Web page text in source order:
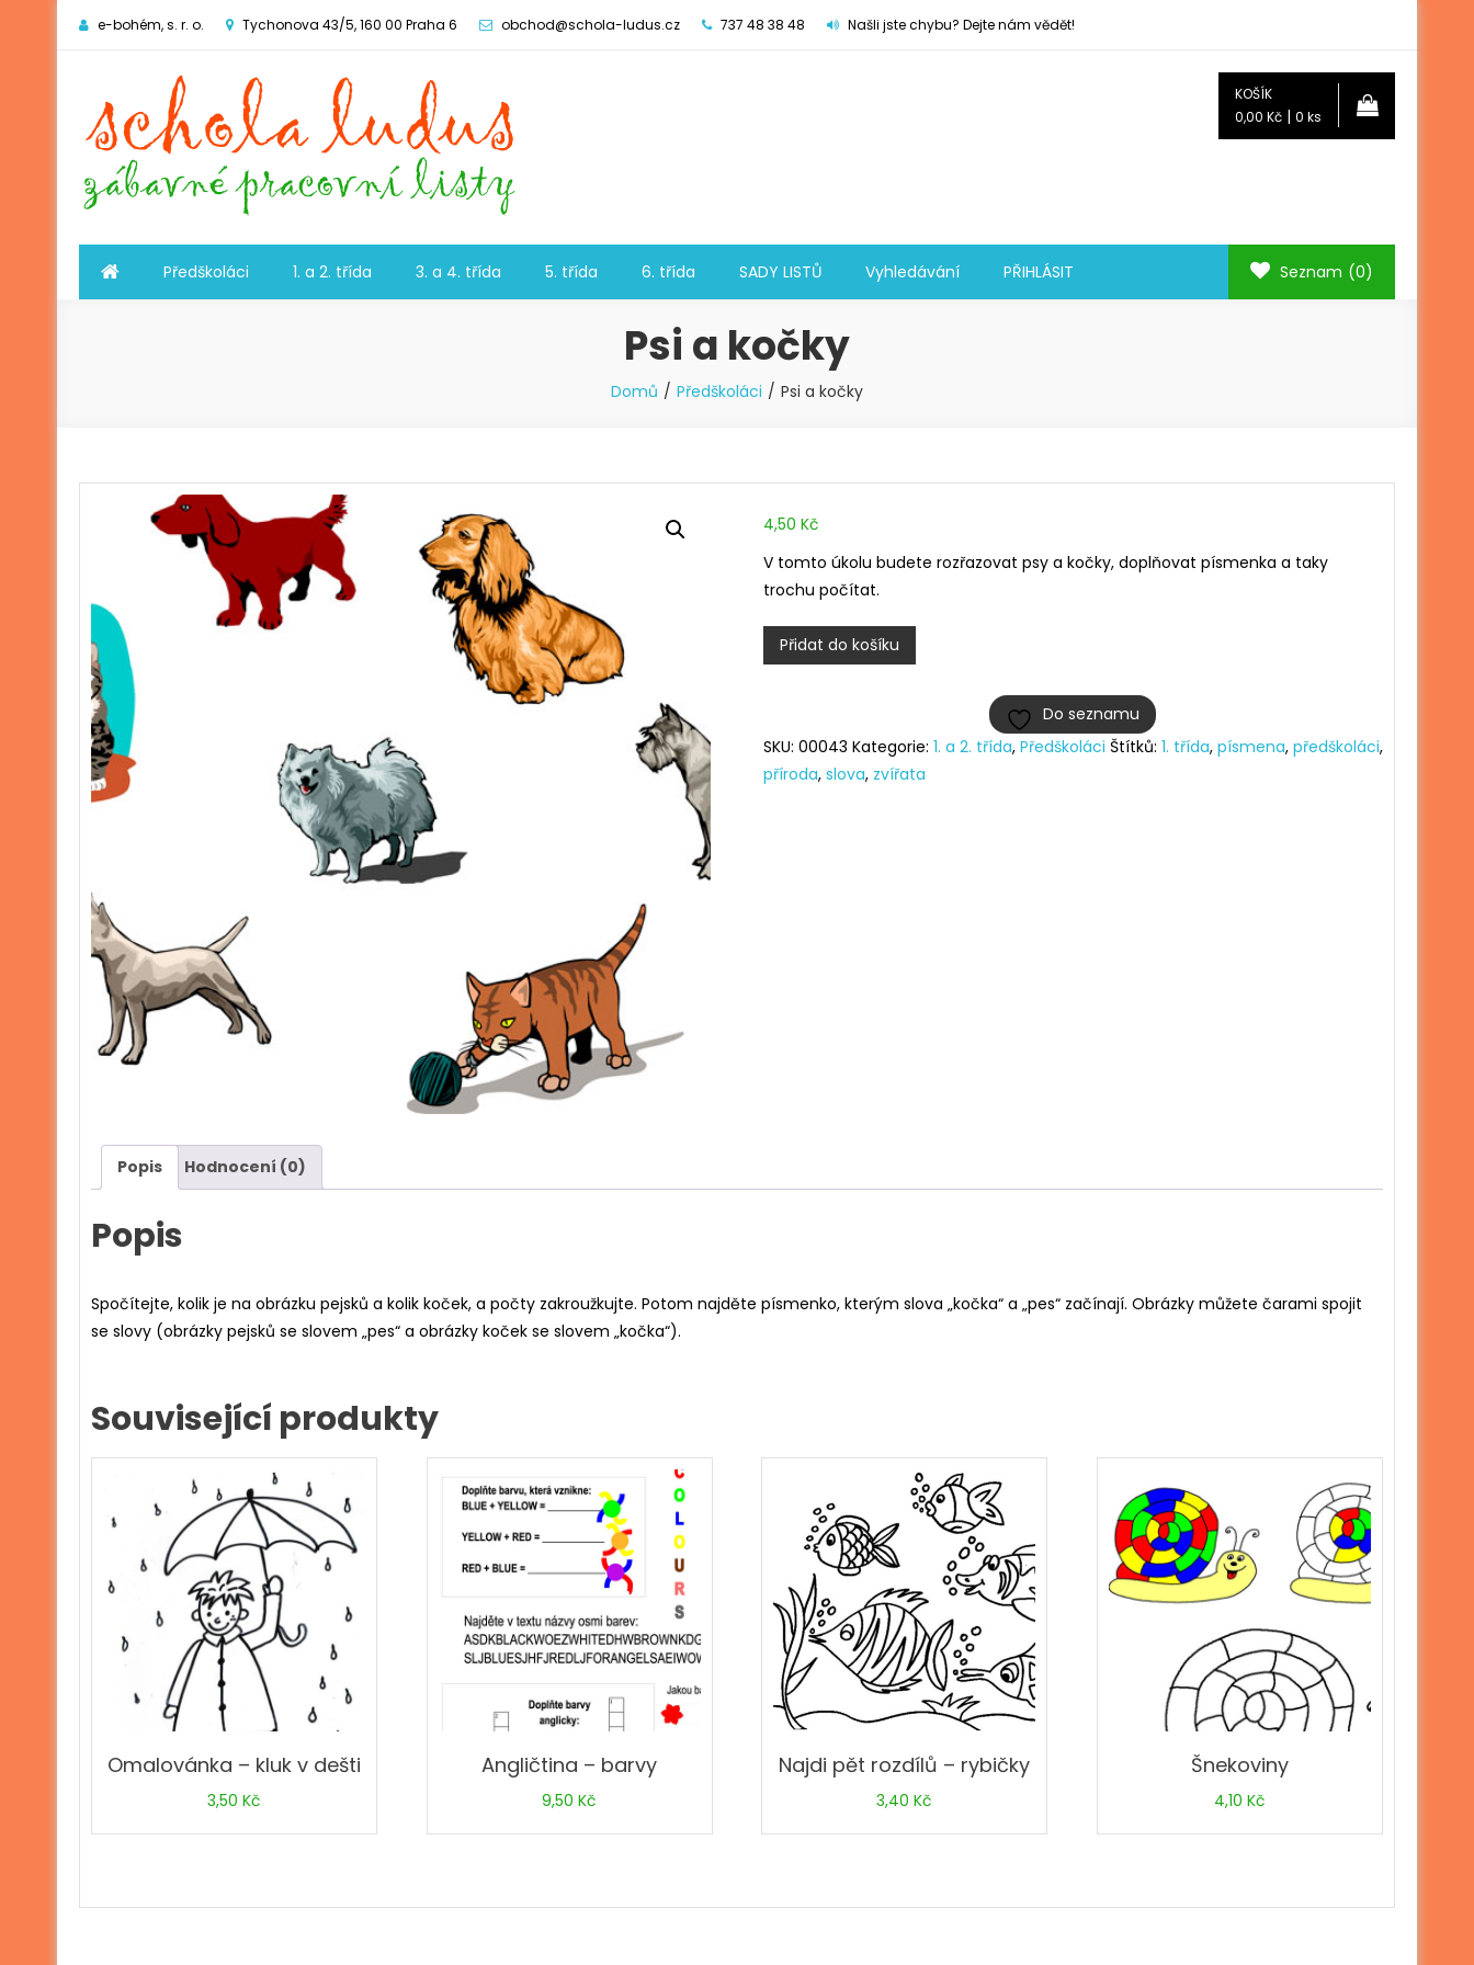
e-bohém, s. r. o. Tychonova 43/5, 160 00 Praha 6 obchod@schola-ludus.cz 737 48 38 48 Našli jste chybu? Dejte nám vědět!
KOŠÍK
0,00 Kč | 0 ks
Předškoláci 1. a 2. třída 3. a 4. třída 5. třída 6. třída SADY LISTŮ Vyhledávání PŘIHLÁSIT Seznam (0)
Psi a kočky
Domů Předškoláci Psi a kočky
4,50 Kč
V tomto úkolu budete rozřazovat psy a kočky, doplňovat písmenka a taky
trochu počítat.
Psi
a
Přidat do košíku
Do seznamu
SKU: 00043 Kategorie: 1. a 2. třída, Předškoláci Štítků: 1. třída, písmena, předškoláci,
příroda, slova, zvířata
Popis Hodnocení (0)
Popis
Spočítejte, kolik je na obrázku pejsků a kolik koček, a počty zakroužkujte. Potom najděte písmenko, kterým slova „kočka“ a „pes“ začínají. Obrázky můžete čarami spojit
se slovy (obrázky pejsků se slovem „pes“ a obrázky koček se slovem „kočka“).
Související produkty
Omalovánka – kluk v dešti
3,50 Kč
Angličtina – barvy
9,50Kč
Najdi pět rozdílů – rybičky
3,40Kč
Šnekoviny
4,10 Kč